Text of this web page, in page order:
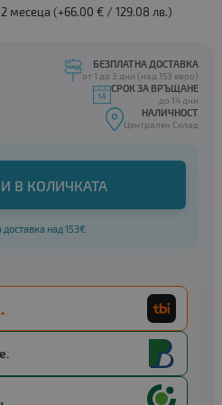
месеца (+66.00 € / 129.08 лв.)
БЕЗПЛАТНА ДОСТАВКА
от 1 до 3 дни (над 153 евро)
СРОК ЗА ВРЪЩАНЕ
до 14 дни
НАЛИЧНОСТ
Централен Склад
В КОЛИЧКАТА
доставка над 153€